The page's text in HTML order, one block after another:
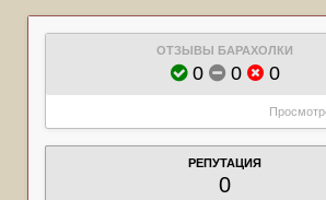
ОТЗЫВЫ БАРАХОЛКИ
0 0 0
РЕПУТАЦИЯ
0